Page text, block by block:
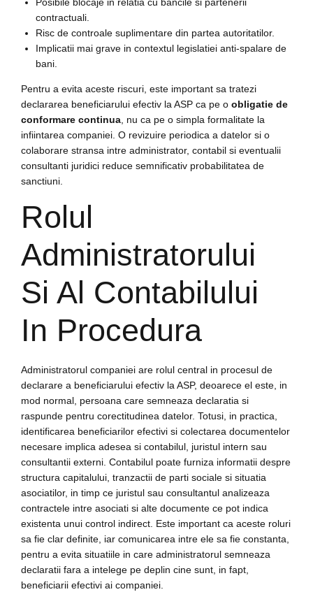
Posibile blocaje in relatia cu bancile si partenerii
contractuali.
Risc de controale suplimentare din partea autoritatilor.
Implicatii mai grave in contextul legislatiei anti-spalare de
bani.
Pentru a evita aceste riscuri, este important sa tratezi
declararea beneficiarului efectiv la ASP ca pe o obligatie de
conformare continua, nu ca pe o simpla formalitate la
infiintarea companiei. O revizuire periodica a datelor si o
colaborare stransa intre administrator, contabil si eventualii
consultanti juridici reduce semnificativ probabilitatea de
sanctiuni.
Rolul
Administratorului
Si Al Contabilului
In Procedura
Administratorul companiei are rolul central in procesul de
declarare a beneficiarului efectiv la ASP, deoarece el este, in
mod normal, persoana care semneaza declaratia si
raspunde pentru corectitudinea datelor. Totusi, in practica,
identificarea beneficiarilor efectivi si colectarea documentelor
necesare implica adesea si contabilul, juristul intern sau
consultantii externi. Contabilul poate furniza informatii despre
structura capitalului, tranzactii de parti sociale si situatia
asociatilor, in timp ce juristul sau consultantul analizeaza
contractele intre asociati si alte documente ce pot indica
existenta unui control indirect. Este important ca aceste roluri
sa fie clar definite, iar comunicarea intre ele sa fie constanta,
pentru a evita situatiile in care administratorul semneaza
declaratii fara a intelege pe deplin cine sunt, in fapt,
beneficiarii efectivi ai companiei.